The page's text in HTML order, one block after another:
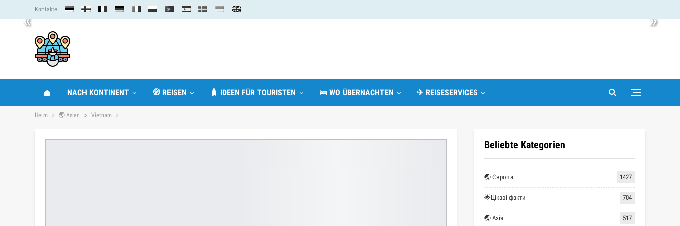
« »
Kontakte
NACH KONTINENT 🧭 REISEN 🧳 IDEEN FÜR TOURISTEN 🛌 WO ÜBERNACHTEN ✈ REISESERVICES
Heim 🌏 Asien Vietnam
Beliebte Kategorien
🌏 Європа 1427
🌟Цікаві факти 704
🌏 Азія 517